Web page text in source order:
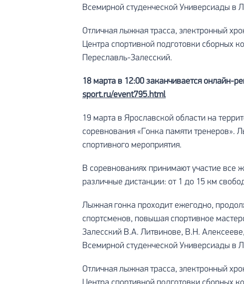
Всемирной студенческой Универсиады в
Отличная лыжная трасса, электронный
Центра спортивной подготовки сборных
Переславль-Залесский.
18 марта в 12:00 заканчивается онлайн-
sport.ru/event795.html
19 марта в Ярославской области на
соревнования «Гонка памяти тренеров».
спортивного мероприятия.
В соревнованиях принимают участие все
различные дистанции: от 1 до 15 км
Лыжная гонка проходит ежегодно,
спортсменов, повышая спортивное
Залесский В.А. Литвинове, В.Н.
Всемирной студенческой Универсиады в
Отличная лыжная трасса, электронный